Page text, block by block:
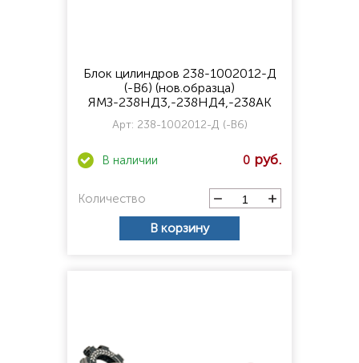
Блок цилиндров 238-1002012-Д
(-В6) (нов.образца)
ЯМЗ-238НД3,-238НД4,-238АК
Арт: 238-1002012-Д (-В6)
0
Количество
В корзину